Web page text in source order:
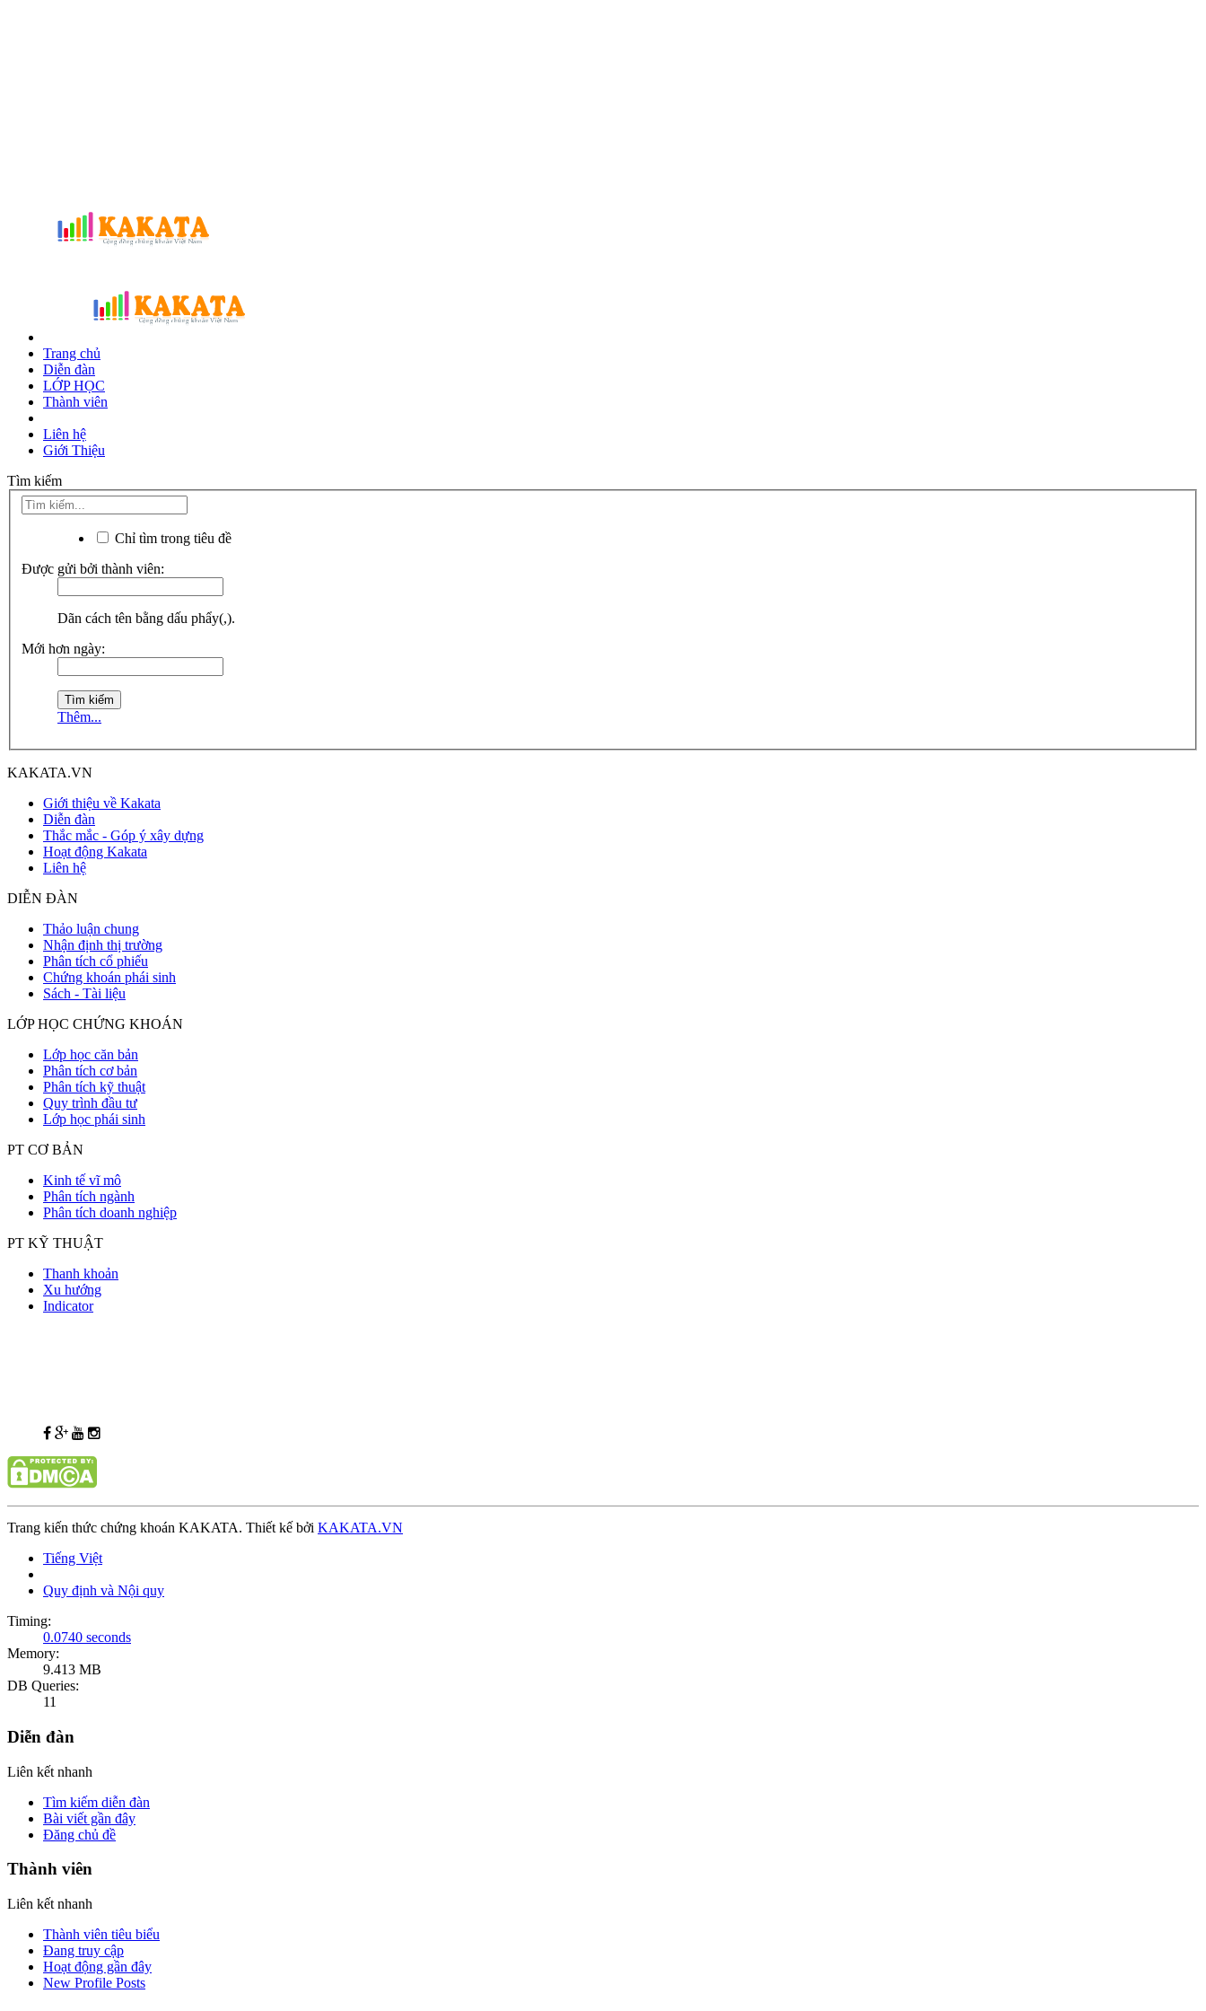
Trang chủ
Diễn đàn
LỚP HỌC
Thành viên
Liên hệ
Giới Thiệu
Tìm kiếm
Chỉ tìm trong tiêu đề
Được gửi bởi thành viên:
Dãn cách tên bằng dấu phẩy(,).
Mới hơn ngày:
Thêm...
KAKATA.VN
Giới thiệu về Kakata
Diễn đàn
Thắc mắc - Góp ý xây dựng
Hoạt động Kakata
Liên hệ
DIỄN ĐÀN
Thảo luận chung
Nhận định thị trường
Phân tích cổ phiếu
Chứng khoán phái sinh
Sách - Tài liệu
LỚP HỌC CHỨNG KHOÁN
Lớp học căn bản
Phân tích cơ bản
Phân tích kỹ thuật
Quy trình đầu tư
Lớp học phái sinh
PT CƠ BẢN
Kinh tế vĩ mô
Phân tích ngành
Phân tích doanh nghiệp
PT KỸ THUẬT
Thanh khoản
Xu hướng
Indicator
Trang kiến thức chứng khoán KAKATA. Thiết kế bởi KAKATA.VN
Tiếng Việt
Quy định và Nội quy
Timing:
0.0740 seconds
Memory:
9.413 MB
DB Queries:
11
Diễn đàn
Liên kết nhanh
Tìm kiếm diễn đàn
Bài viết gần đây
Đăng chủ đề
Thành viên
Liên kết nhanh
Thành viên tiêu biểu
Đang truy cập
Hoạt động gần đây
New Profile Posts